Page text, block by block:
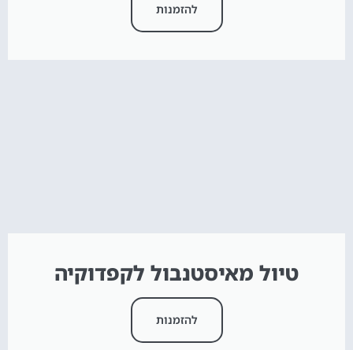
להזמנות
טיול מאיסטנבול לקפדוקיה
להזמנות